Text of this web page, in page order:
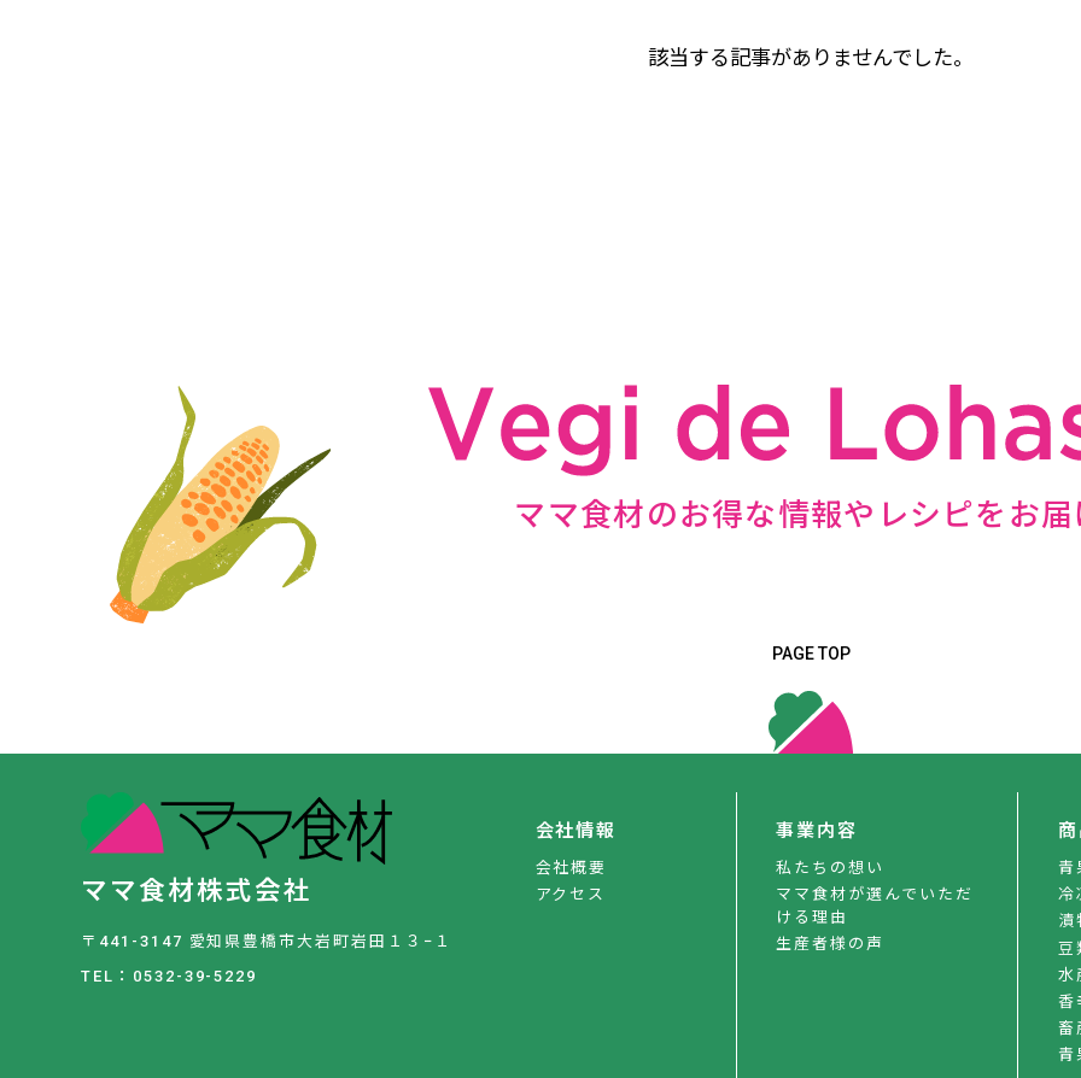
該当する記事がありませんでした。
ママ食材のお得な情報やレシピをお
PAGE TOP
会社情報
会社概要
アクセス
事業内容
私たちの想い
ママ食材が選んでいただ
ける理由
生産者様の声
青
冷
漬
豆
水
香
畜
青
ママ食材株式会社
〒441-3147 愛知県豊橋市大岩町岩田１３−１
TEL：0532-39-5229